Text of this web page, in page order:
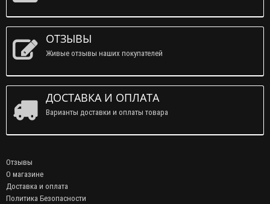
ОТЗЫВЫ
Живые отзывы наших покупателей
ДОСТАВКА И ОПЛАТА
Варианты доставки и оплаты товара
Отзывы
О магазине
Доставка и оплата
Политика Безопасности